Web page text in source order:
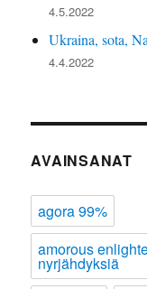
4.5.2022
Ukraina, sota,
4.4.2022
AVAINSANAT
agora 99%
amorous
nyrjähdyksiä